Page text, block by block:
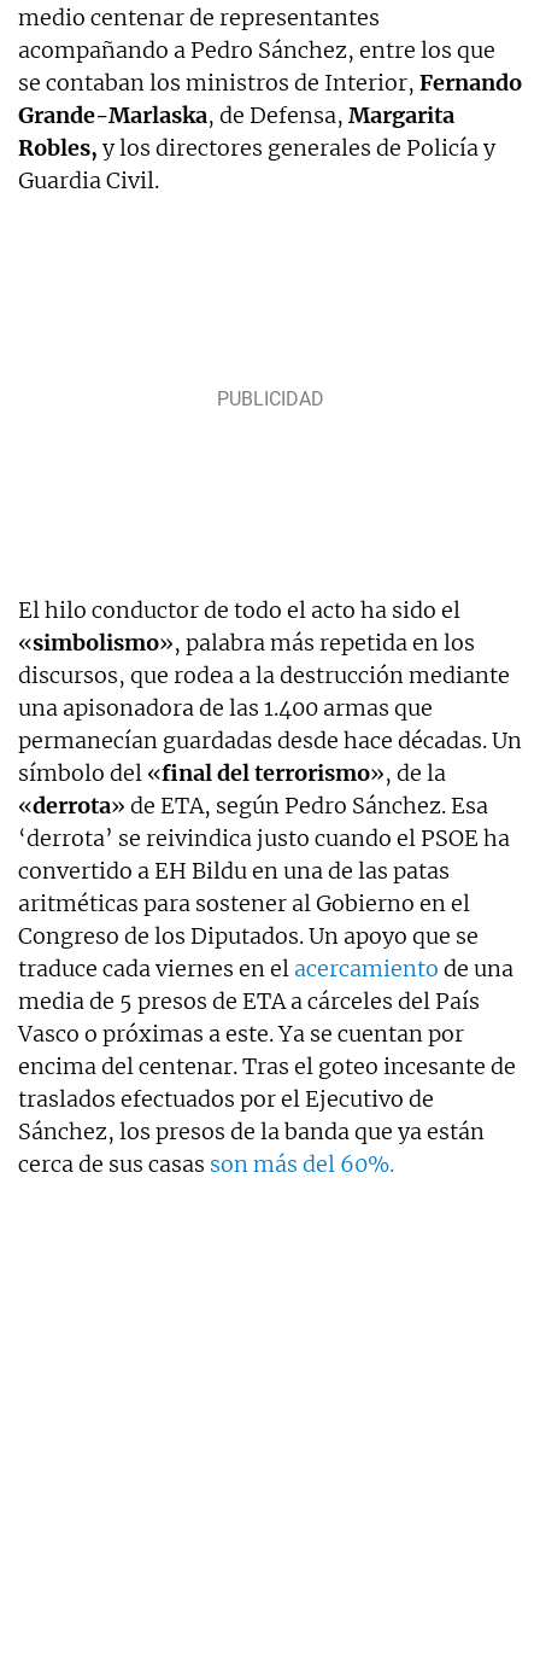
medio centenar de representantes
acompañando a Pedro Sánchez, entre los que
se contaban los ministros de Interior, Fernando
Grande-Marlaska, de Defensa, Margarita
Robles, y los directores generales de Policía y
Guardia Civil.
El hilo conductor de todo el acto ha sido el
«simbolismo», palabra más repetida en los
discursos, que rodea a la destrucción mediante
una apisonadora de las 1.400 armas que
permanecían guardadas desde hace décadas. Un
símbolo del «final del terrorismo», de la
«derrota» de ETA, según Pedro Sánchez. Esa
‘derrota’ se reivindica justo cuando el PSOE ha
convertido a EH Bildu en una de las patas
aritméticas para sostener al Gobierno en el
Congreso de los Diputados. Un apoyo que se
traduce cada viernes en el acercamiento de una
media de 5 presos de ETA a cárceles del País
Vasco o próximas a este. Ya se cuentan por
encima del centenar. Tras el goteo incesante de
traslados efectuados por el Ejecutivo de
Sánchez, los presos de la banda que ya están
cerca de sus casas son más del 60%.